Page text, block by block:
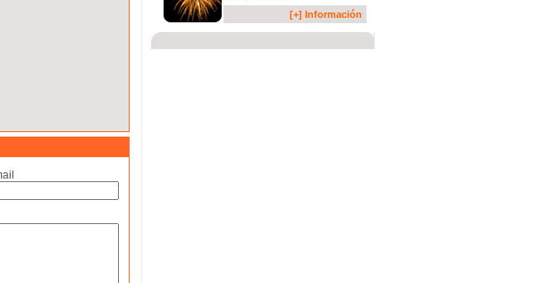
[+] Información